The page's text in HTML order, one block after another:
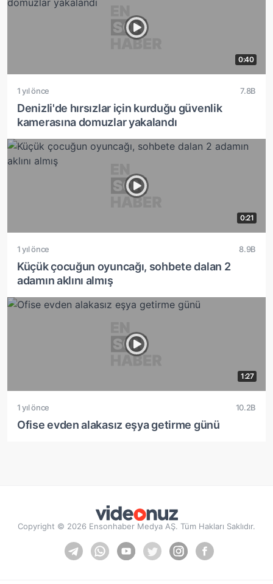
0:40
1 yıl önce 7.8B
Denizli'de hırsızlar için kurduğu güvenlik
kamerasına domuzlar yakalandı
0:21
1 yıl önce 8.9B
Küçük çocuğun oyuncağı, sohbete dalan 2
adamın aklını almış
1:27
1 yıl önce 10.2B
Ofise evden alakasız eşya getirme günü
Copyright © 2026 Ensonhaber Medya AŞ. Tüm Hakları Saklıdır.